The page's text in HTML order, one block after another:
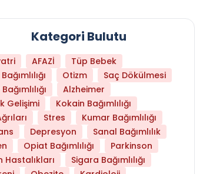
Yüksekliği
Kategori Bulutu
AFAZİ
Tüp Bebek
Otizm
Saç Dökülmesi
Alzheimer
Gelişimi
Kokain Bağımlılığı
Stres
Kumar Bağımlılığı
Depresyon
Sanal Bağımlılık
Opiat Bağımlılığı
Parkinson
Hastalıkları
Sigara Bağımlılığı